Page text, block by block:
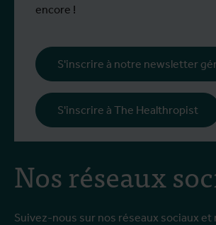
Nos réseaux
Suivez-nous sur nos réseaux sociaux et
encore !
S'inscrire à notre newsletter
S'inscrire à The Healthropist